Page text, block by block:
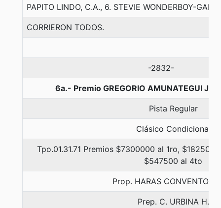
PAPITO LINDO, C.A., 6. STEVIE WONDERBOY-
CORRIERON TODOS.
-2832-
6a.- Premio GREGORIO AMUNATEGUI
Pista Regular
Clásico Condicional
Tpo.01.31.71 Premios $7300000 al 1ro,
$547500 al 4to
Prop. HARAS CONVENTO
Prep. C. URBINA H.